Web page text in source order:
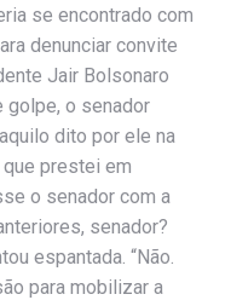
se encontrado com
denunciar convite
Jair Bolsonaro
golpe, o senador
dito por ele na
que prestei em
o senador com a
senador?
espantada. “Não.
para mobilizar a